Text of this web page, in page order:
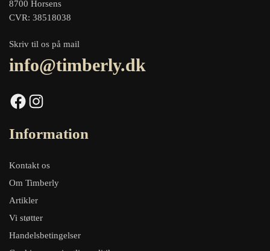
8700 Horsens
CVR: 38518038
Skriv til os på mail
info@timberly.dk
Facebook Instagram
Information
Kontakt os
Om Timberly
Artikler
Vi støtter
Handelsbetingelser